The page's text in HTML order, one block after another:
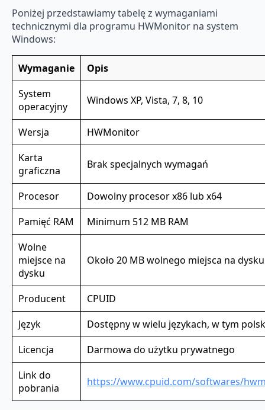
Poniżej przedstawiamy tabelę z wymaganiami
technicznymi dla programu HWMonitor na system
Windows:
Wymaganie
Opis
System
operacyjny
Windows XP, Vista, 7, 8, 10
Wersja
HWMonitor
Karta
graficzna
Brak specjalnych wymagań
Procesor
Dowolny procesor x86 lub x64
Pamięć RAM
Minimum 512 MB RAM
Wolne
miejsce na
dysku
Około 20 MB wolnego miejsca na
Producent
CPUID
Język
Dostępny w wielu językach, w tym
Licencja
Darmowa do użytku prywatnego
Link do
pobrania
https://www.cpuid.com/softwares/